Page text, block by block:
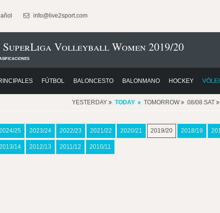
info@live2sport.com
SuperLiga Volleyball Women 2019/20
FÚTBOL BALONCESTO BALONMANO HOCKEY
YESTERDAY TODAY TOMORROW 08/08 SAT
25 2023/24 2022/23 2021/22 2020/21 2019/20 2018/19
14 2012/13 2011/12 2010/11